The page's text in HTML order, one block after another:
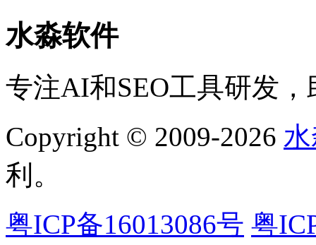
水淼软件
专注AI和SEO工具研发
Copyright © 2009-2026
利。
粤ICP备16013086号 粤